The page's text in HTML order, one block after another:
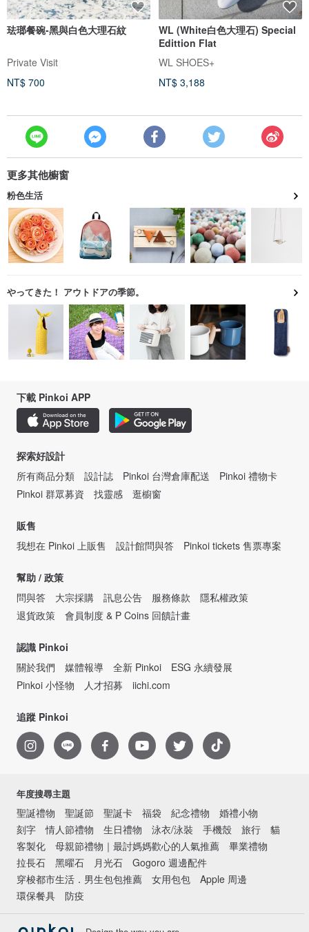
珐瑯餐碗-黑與白色大理石紋
Private Visit
NT$ 700
WL (White白色大理石) Special
Edittion Flat
WL SHOES+
NT$ 3,188
更多其他櫥窗
粉色生活
やってきた！ アウトドアの季節。
下載 Pinkoi APP
探索好設計
所有商品分類
設計誌 Pinkoi 台灣倉庫配送
Pinkoi 禮物卡
Pinkoi 群眾募資
找靈感 逛櫥窗
販售
我想在 Pinkoi 上販售
設計館問與答 Pinkoi tickets 售票專案
幫助 / 政策
問與答
大宗採購 訊息公告 服務條款
隱私權政策
退貨政策
會員制度 & P Coins 回饋計畫
認識 Pinkoi
關於我們
媒體報導 全新 Pinkoi
ESG 永續發展
Pinkoi 小怪物
人才招募 iichi.com
追蹤 Pinkoi
年度搜尋主題
聖誕禮物 聖誕節 聖誕卡 福袋 紀念禮物
婚禮小物
刻字
情人節禮物 生日禮物 泳衣/泳裝 手機殼 旅行
貓
客製化
母親節禮物｜最討媽媽歡心的人氣推薦
畢業禮物
拉長石
黑曜石 月光石
Gogoro 週邊配件
穿梭都市生活．男生包包推薦
女用包包
Apple 周邊
環保餐具
防疫